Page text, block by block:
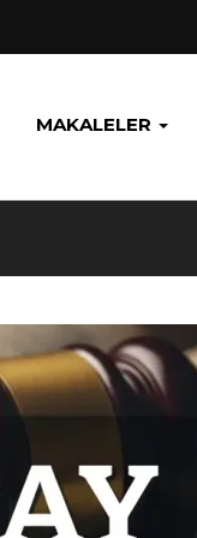
MAKALELER